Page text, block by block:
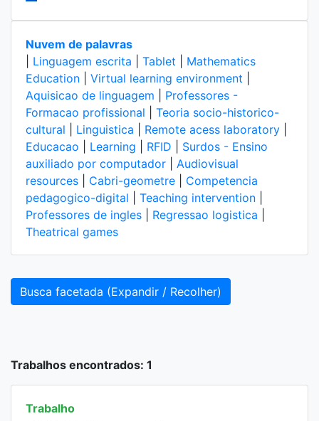
Nuvem de palavras
Linguagem escrita Tablet
Mathematics
Education
Virtual learning environment
Aquisicao de linguagem
Professores -
Formacao profissional
Teoria socio-historico-
cultural
Linguistica Remote acess laboratory
Educacao
Learning RFID
Surdos - Ensino
auxiliado por computador
Audiovisual
resources
Cabri-geometre
Competencia
pedagogico-digital
Teaching intervention
Professores de ingles
Regressao logistica
Theatrical games
Busca facetada (Expandir / Recolher)
Trabalhos encontrados: 1
Trabalho